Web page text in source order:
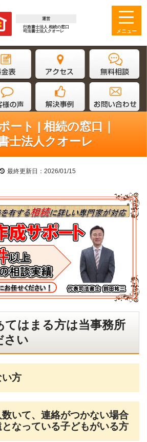
運営
行政書士法人 相続の窓口
司法書士法人クオーレ
ート | 相続の窓口｜
士法人クオーレ
最終更新日：2026/01/15
てはまる方は当事務所
さい
い方
数いて、連絡がつかない場合
なっている子どもがいる方